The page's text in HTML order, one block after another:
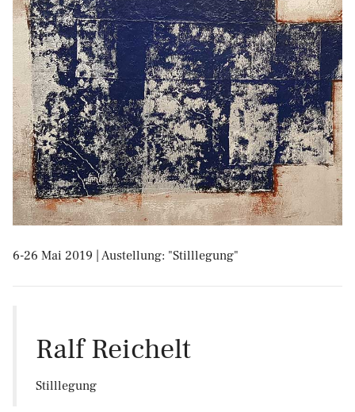
6-26 Mai 2019 | Austellung: "Stilllegung"
Ralf Reichelt
Stilllegung